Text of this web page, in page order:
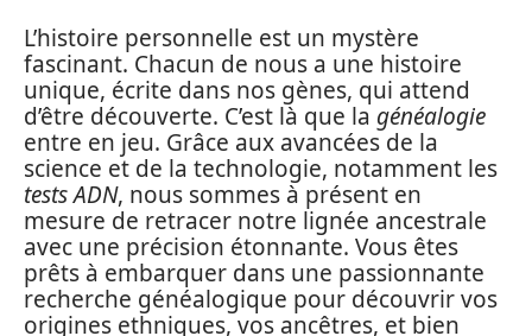
L’histoire personnelle est un mystère
fascinant. Chacun de nous a une histoire
unique, écrite dans nos gènes, qui attend
d’être découverte. C’est là que la généalogie
entre en jeu. Grâce aux avancées de la
science et de la technologie, notamment les
tests ADN, nous sommes à présent en
mesure de retracer notre lignée ancestrale
avec une précision étonnante. Vous êtes
prêts à embarquer dans une passionnante
recherche généalogique pour découvrir vos
origines ethniques, vos ancêtres, et bien